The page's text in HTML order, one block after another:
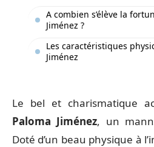
A combien s’élève la
Jiménez ?
Les caractéristiques
Jiménez
Le bel et charismatique
Paloma Jiménez, un
Doté d’un beau physique à